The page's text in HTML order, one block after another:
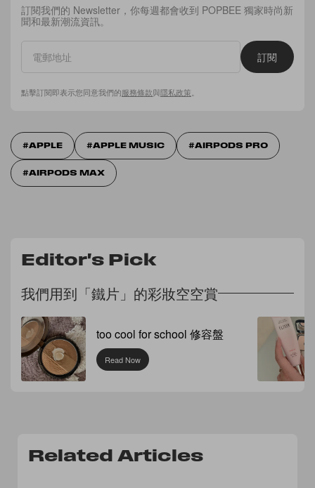
訂閱我們的 Newsletter，你每週都會收到 POPBEE 獨家時尚新
聞和最新潮流資訊。
訂閱
點擊訂閱即表示您同意我們的服務條款與隱私政策
APPLE APPLE MUSIC AIRPODS PRO
AIRPODS MAX
Editor's Pick
我們用到「鐵片」的彩妝空空賞
too cool for school 修容盤
Read Now
Related Articles